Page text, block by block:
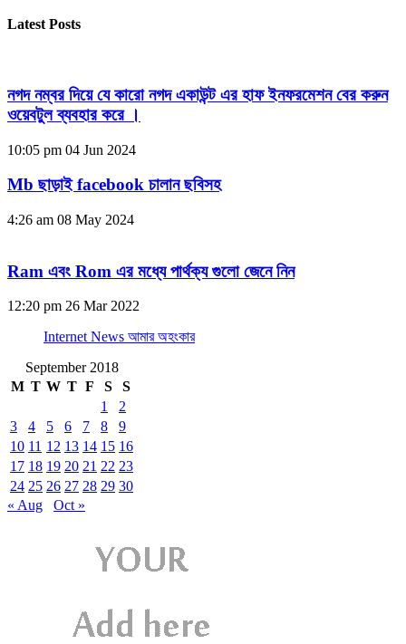
Latest Posts
নগদ নম্বর দিয়ে যে কারো নগদ একাউন্ট এর হাফ ইনফরমেশন বের করুন
ওয়েবটুল ব্যবহার করে ।
10:05 pm 04 Jun 2024
Mb ছাড়াই facebook চালান ছবিসহ
4:26 am 08 May 2024
Ram এবং Rom এর মধ্যে পার্থক্য গুলো জেনে নিন
12:20 pm 26 Mar 2022
Internet News আমার অহংকার
September 2018
M T W T F S
S
1
2
3
4 5 6 7 8
9
10 11 12 13 14 15 16
17 18 19 20 21 22 23
24 25 26 27 28 29 30
« Aug
Oct »